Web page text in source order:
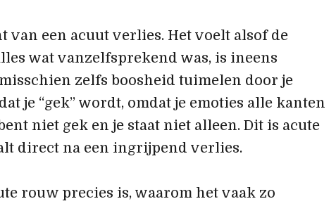
van een acuut verlies. Het voelt alsof de
wat vanzelfsprekend was, is ineens
zelfs boosheid tuimelen door je
je “gek” wordt, omdat je emoties alle kanten
niet gek en je staat niet alleen. Dit is acute
direct na een ingrijpend verlies.
rouw precies is, waarom het vaak zo